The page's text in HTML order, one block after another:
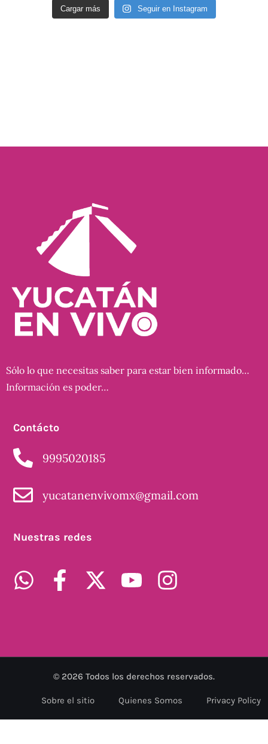
Cargar más Seguir en Instagram
Sólo lo que necesitas saber para estar bien informado…
Información es poder…
Contácto
9995020185
yucatanenvivomx@gmail.com
Nuestras redes
© 2026 Todos los derechos reservados.
Sobre el sitio Quienes Somos Privacy Policy